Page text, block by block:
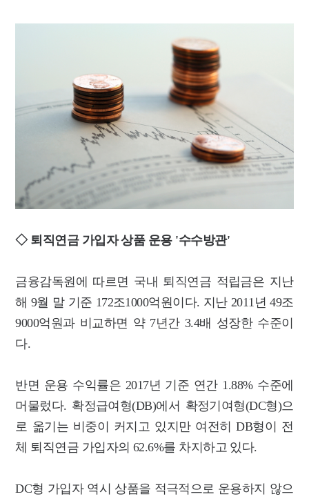
◇ 퇴직연금 가입자 상품 운용 '수수방관'
금융감독원에 따르면 국내 퇴직연금 적립금은 지난
해 9월 말 기준 172조1000억원이다. 지난 2011년 49조
9000억원과 비교하면 약 7년간 3.4배 성장한 수준이
다.
반면 운용 수익률은 2017년 기준 연간 1.88% 수준에
머물렀다. 확정급여형(DB)에서 확정기여형(DC형)으
로 옮기는 비중이 커지고 있지만 여전히 DB형이 전
체 퇴직연금 가입자의 62.6%를 차지하고 있다.
DC형 가입자 역시 상품을 적극적으로 운용하지 않으